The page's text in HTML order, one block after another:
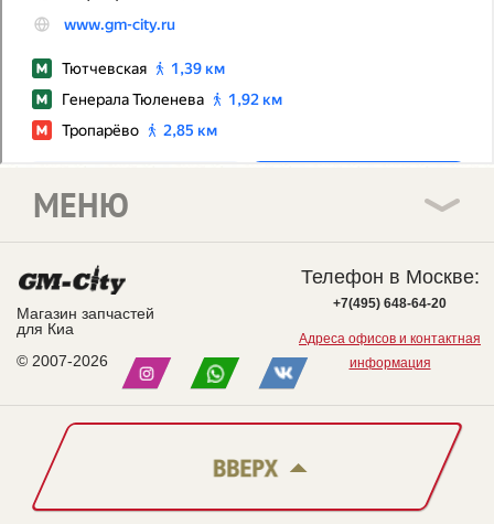
Магазин запчастей
для Киа
© 2007-2026
МЕНЮ
Телефон в Москве:
+7(495) 648-64-20
Адреса офисов и контактная
информация